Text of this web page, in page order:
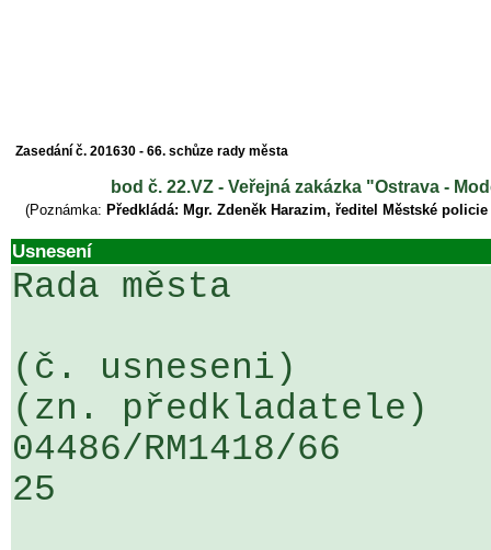
Zasedání č. 201630 - 66. schůze rady města
bod č. 22.VZ - Veřejná zakázka "Ostrava -
(Poznámka: Předkládá: Mgr. Zdeněk Harazim, ředitel Městské
Usnesení
Rada města
(č. usneseni)
(zn. předkladatele)
04486/RM1418/
25